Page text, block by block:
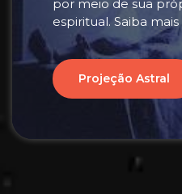
por meio de sua
espiritual. Saiba mais
Projeção Astral